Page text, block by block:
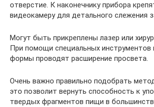
отверстие. К наконечнику прибора
видеокамеру для детального слежения
Могут быть прикреплены лазер или
При помощи специальных инструментов
формы проводят расширение просвета.
Очень важно правильно подобрать
это позволит вернуть способность к
твердых фрагментов пищи в